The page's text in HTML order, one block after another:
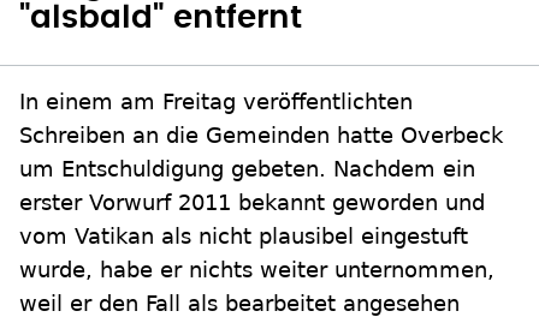
"alsbald" entfernt
In einem am Freitag veröffentlichten
Schreiben an die Gemeinden hatte Overbeck
um Entschuldigung gebeten. Nachdem ein
erster Vorwurf 2011 bekannt geworden und
vom Vatikan als nicht plausibel eingestuft
wurde, habe er nichts weiter unternommen,
weil er den Fall als bearbeitet angesehen